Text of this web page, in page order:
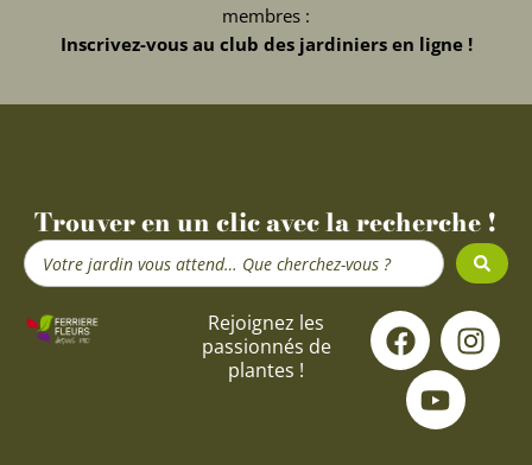
membres :
Inscrivez-vous au club des jardiniers en ligne !
Trouver en un clic avec la recherche !
Search
...
Rejoignez les
passionnés de
plantes !
F
a
c
e
I
n
s
Y
o
u
t
u